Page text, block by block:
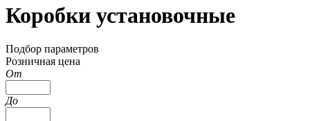
Коробки установочные
Подбор параметров
Розничная цена
От
До